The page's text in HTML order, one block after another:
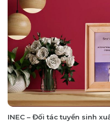
INEC – Đối tác tuyển sinh